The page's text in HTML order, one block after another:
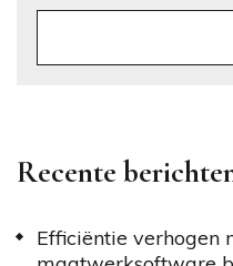
Recente
Efficiëntie verhogen